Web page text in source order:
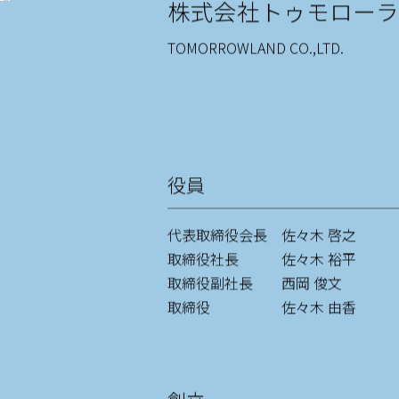
株式会社トゥモロー
TOMORROWLAND CO.,LTD.
役員
代表取締役会長 佐々木 啓之
取締役社長 佐々木 裕平
取締役副社長 西岡 俊文
取締役 佐々木 由香